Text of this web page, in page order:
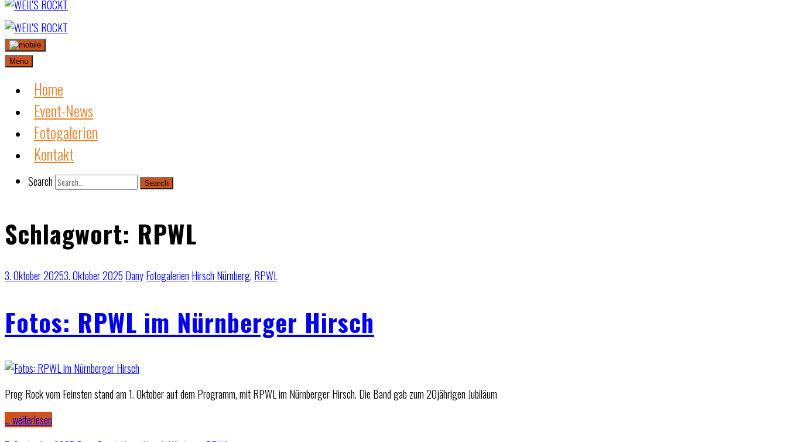
Skip
to
content
Menu
Home
Event-News
Fotogalerien
Kontakt
Search Search
Schlagwort: RPWL
3. Oktober 20253. Oktober 2025 DanyFotogalerien Hirsch Nürnberg, RPWL
Fotos: RPWL im Nürnberger Hirsch
Prog Rock vom Feinsten stand am 1. Oktober auf dem Programm, mit RPWL im Nürnberger Hirsch. Die Band gab zum 20jährigen Jubiläum
… weiterlesen